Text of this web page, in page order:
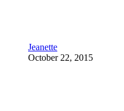
Jeanette
October 22, 2015